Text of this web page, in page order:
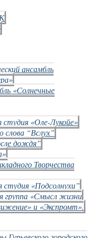
ансамбль
«Солнечные
«Оле-Лукойе»
слова “Вслух”
дождя”
Творчества
«Подсолнухи”
группа «Смысл жизни
и «Экспромт».